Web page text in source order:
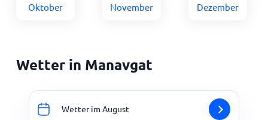
Oktober November Dezember
Wetter in Manavgat
Wetter im August